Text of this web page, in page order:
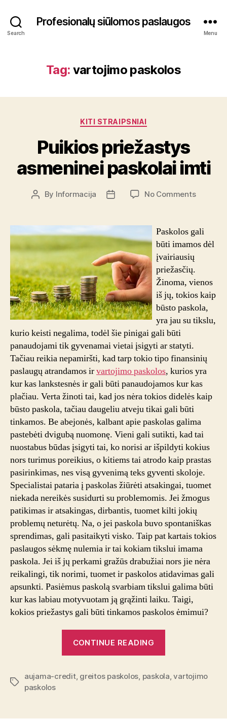
Search
Profesionalų siūlomos paslaugos
Menu
Tag: vartojimo paskolos
Categories
KITI STRAIPSNIAI
Puikios priežastys
asmeninei paskolai imti
Post
By Informacija
Post
No Commentson
imti
Paskolos gali
būti imamos dėl
įvairiausių
priežasčių.
Žinoma, vienos
iš jų, tokios kaip
būsto paskola,
yra jau su tikslu,
kurio keisti negalima, todėl šie pinigai gali būti
panaudojami tik gyvenamai vietai įsigyti ar statyti.
Tačiau reikia nepamiršti, kad tarp tokio tipo finansinių
paslaugų atrandamos irvartojimo paskolos, kurios yra
kur kas lankstesnės ir gali būti panaudojamos kur kas
plačiau. Verta žinoti tai, kad jos nėra tokios didelės kaip
būsto paskola, tačiau daugeliu atveju tikai gali būti
tinkamos. Be abejonės, kalbant apie paskolas galima
pastebėti dvigubą nuomonę. Vieni gali sutikti, kad tai
nuostabus būdas įsigyti tai, ko norisi ar išpildyti kokius
nors turimus poreikius, o kitiems tai atrodo kaip prastas
pasirinkimas, nes visą gyvenimą teks gyventi skoloje.
Specialistai pataria į paskolas žiūrėti atsakingai, tuomet
niekada nereikės susidurti su problemomis. Jei žmogus
patikimas ir atsakingas, dirbantis, tuomet kilti jokių
problemų neturėtų. Na, o jei paskola buvo spontaniškas
sprendimas, gali pasitaikyti visko. Taip pat kartais tokios
paslaugos sėkmę nulemia ir tai kokiam tikslui imama
paskola. Jei iš jų perkami gražūs drabužiai nors jie nėra
reikalingi, tik norimi, tuomet ir paskolos atidavimas gali
apsunkti. Pasiėmus paskolą svarbiam tikslui galima būti
kur kas labiau motyvuotam ją grąžinti laiku. Taigi,
kokios priežastys gali būti tinkamos paskolos ėmimui?
CONTINUE READING
paskolai
Tags
aujama-credit, greitos paskolos, paskola,vartojimo
paskolos